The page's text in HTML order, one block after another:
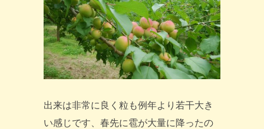
出来は非常に良く粒も例年より若干大き
い感じです、春先に雹が大量に降ったの